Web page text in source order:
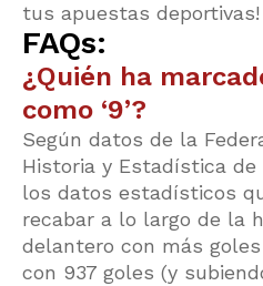
tus apuestas deportivas!
FAQs:
¿Quién ha
como ‘9’?
Según datos de la
Historia y Estadística de
los datos estadísticos
recabar a lo largo de la
delantero con más
con 937 goles (y